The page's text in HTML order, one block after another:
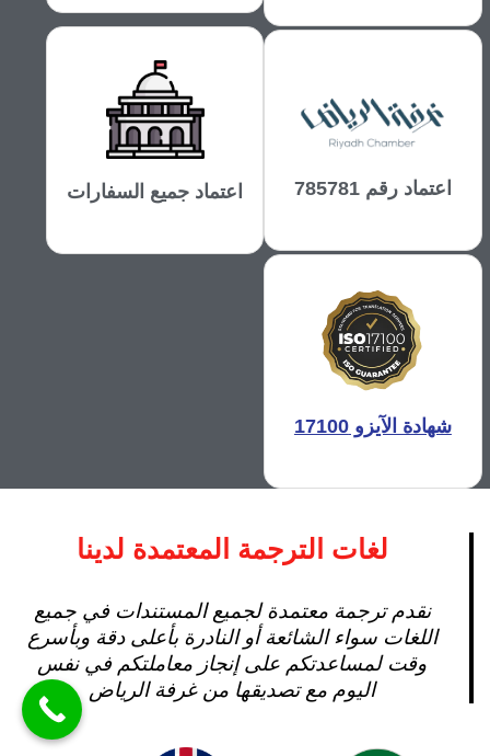
اعتماد رقم 785781 اعتماد جميع السفارات
شهادة الآيزو 17100
لغات الترجمة المعتمدة لدينا
نقدم ترجمة معتمدة لجميع المستندات في جميع
اللغات سواء الشائعة أو النادرة بأعلى دقة وبأسرع
وقت لمساعدتكم على إنجاز معاملتكم في نفس
اليوم مع تصديقها من غرفة الرياض